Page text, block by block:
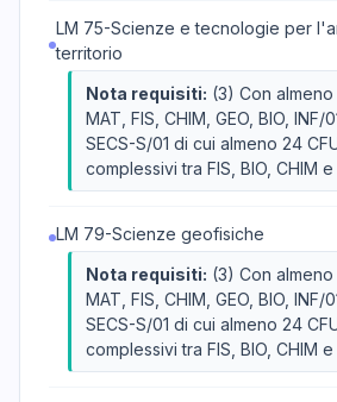
LM 75-Scienze e tecnologie per
territorio
Nota requisiti: (3) Con
MAT, FIS, CHIM, GEO, BIO, INF/
SECS-S/01 di cui almeno 24
complessivi tra FIS, BIO, CHIM e
LM 79-Scienze geofisiche
Nota requisiti: (3) Con
MAT, FIS, CHIM, GEO, BIO, INF/
SECS-S/01 di cui almeno 24
complessivi tra FIS, BIO, CHIM e